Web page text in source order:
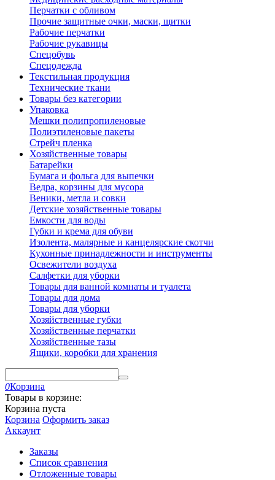
Перчатки с обливом
Прочие защитные очки, маски, щитки
Рабочие перчатки
Рабочие рукавицы
Спецобувь
Спецодежда
Текстильная продукция
Технические ткани
Товары без категории
Упаковка
Мешки полипропиленовые
Полиэтиленовые пакеты
Стрейч пленка
Хозяйственные товары
Батарейки
Бумага и фольга для выпечки
Ведра, корзины для мусора
Веники, метла и совки
Детские хозяйственные товары
Емкости для воды
Губки и крема для обуви
Изолента, малярные и канцелярские скотчи
Кухонные принадлежности и инструменты
Освежители воздуха
Салфетки для уборки
Товары для ванной комнаты и туалета
Товары для дома
Товары для уборки
Хозяйственные губки
Хозяйственные перчатки
Хозяйственные тазы
Ящики, коробки для хранения
0Корзина
Товары в корзине:
Корзина пуста
Корзина Оформить заказ
Аккаунт
Заказы
Список сравнения
Отложенные товары